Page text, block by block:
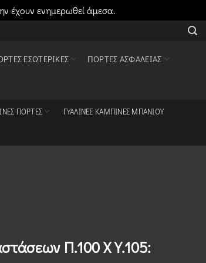
έχουν ενημερωθεί άμεσα.
ΕΣΩΤΕΡΙΚΈΣ ΠΌΡΤΕΣ ΑΣΦΑΛΕΊΑΣ
ΠΌΡΤΕΣ ΓΥΆΛΙΝΕΣ ΚΑΜΠΊΝΕΣ ΜΠΆΝΙΟΥ
Π.100 Χ Υ.105: